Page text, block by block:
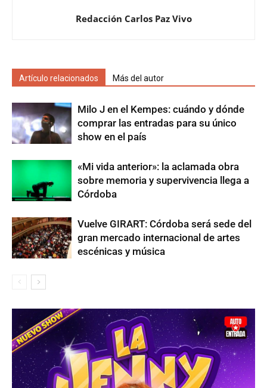
Redacción Carlos Paz Vivo
Artículo relacionados Más del autor
Milo J en el Kempes: cuándo y dónde
comprar las entradas para su único
show en el país
«Mi vida anterior»: la aclamada obra
sobre memoria y supervivencia llega a
Córdoba
Vuelve GIRART: Córdoba será sede del
gran mercado internacional de artes
escénicas y música